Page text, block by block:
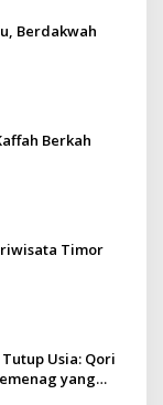
Berdakwah
Berkah
Timor
Usia: Qori
yang